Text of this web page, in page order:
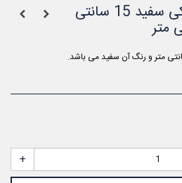
بست کمربندی پلاستیکی سفید 15 سانتی
+